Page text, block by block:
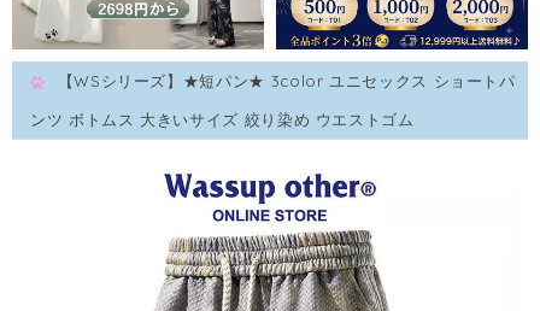
【WSシリーズ】★短パン★ 3color ユニセックス ショートパ
ンツ ボトムス 大きいサイズ 絞り染め ウエストゴム